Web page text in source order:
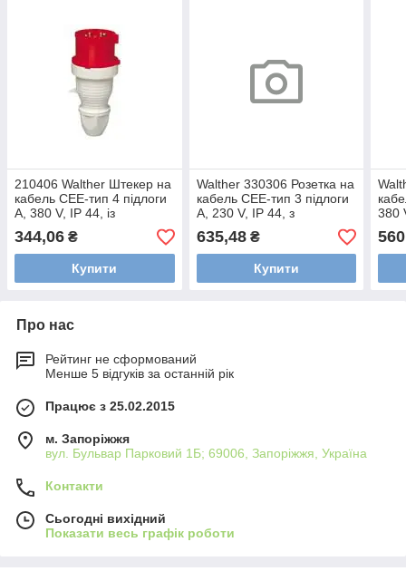
210406 Walther Штекер на
кабель CЕЕ-тип 4 підлоги
A, 380 V, IP 44, із
сальником wl210406
344,06 ₴
Купити
Walther 330306 Розетка на
кабель CEE-тип 3 підлоги
А, 230 V, IP 44, з
сальником wl330306
635,48₴
Купити
380
Про нас
Рейтинг не сформований
Менше 5 відгуків за останній рік
Працює з 25.02.2015
м. Запоріжжя
вул. Бульвар Парковий 1Б; 69006, Запоріжжя, Україна
Контакти
Сьогодні вихідний
Показати весь графік роботи